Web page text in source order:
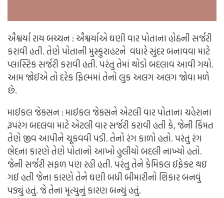
ઐશ્વર્યા રાય બચ્ચન : ઐશ્વર્યાએ ઘણી વાર પોતાના હોઠની સર્જરી
કરાવી હતી. તેણે પોતાની મુસ્કુરાહટને વધારે સુંદર બનાવવા માટે
પ્લાસ્ટિક સર્જરી કરાવી હતી. પરંતુ તેમાં થોડો બદલાવ આવી ગયો.
આમ જોઈએ તો દરેક ફિલ્મમાં તેનો લુક અલગ અલગ જોવા મળે
છે.
માઈકલ જેક્સન : માઈકલ જેક્સને એટલી વાર પોતાના ચહેરાના
રૂપરંગ બદલવા માટે એટલી વાર સર્જરી કરાવી હતી કે, જેની કિંમત
તેણે જીવ આપીને ચૂકવવી પડી. તેનો રંગ કાળો હતો. પરંતુ રંગ
ભેદના કારણે તેણે પોતાનો આખો હુલીયો બદલી નાખ્યો હતો.
જેની સર્જરી સફળ પણ રહી હતી. પરંતુ તેને કેમિકલ ઈફેક્ટ થઇ
ગઈ હતી જેના કારણે તેને ઘણી બધી બીમારીનો શિકાર બનવું
પડ્યું હતું. જે તેના મૃત્યુનું કારણ બન્યું હતું.